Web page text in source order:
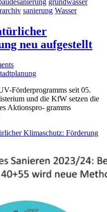
sanierung Wasser
neu aufgestellt
Förderprogramms seit 05.
und die KfW setzen die
Aktionspro- gramms
Klimaschutz: Förderung